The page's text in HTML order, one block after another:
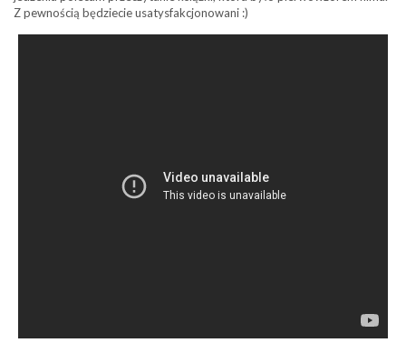
Z pewnością będziecie usatysfakcjonowani :)